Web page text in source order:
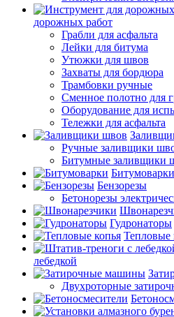
дорожных работ
Грабли для асфальта
Лейки для битума
Утюжки для швов
Захваты для бордюра
Трамбовки ручные
Сменное полотно для
Оборудование для
Тележки для асфальта
Ручные заливщики
Битумные заливщики
Битумоварки
Бензорезы
Бетонорезы
Гудронаторы
Тепловые
лебедкой
Двухроторные